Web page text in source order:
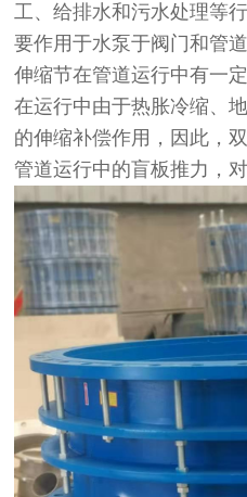
工、给排水和污水处理等
要作用于水泵于阀门和管
伸缩节在管道运行中有一
在运行中由于热胀冷缩、
的伸缩补偿作用，因此，
管道运行中的盲板推力，